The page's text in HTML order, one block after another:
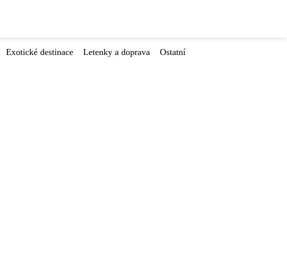
Exotické destinace Letenky a doprava
Ostatní